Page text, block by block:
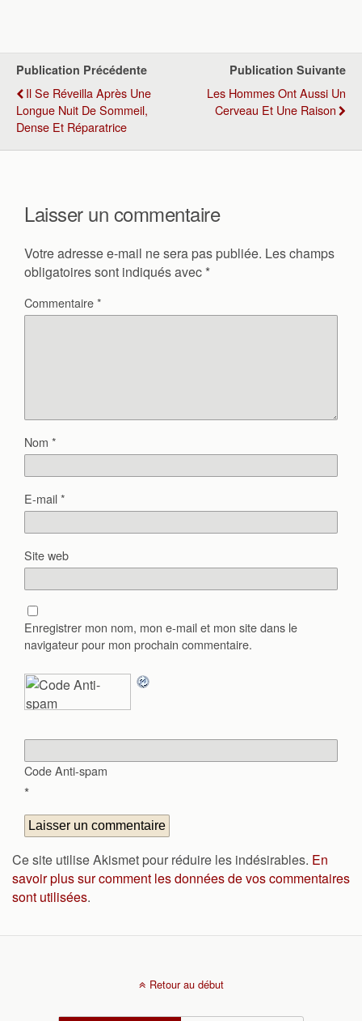
Publication Précédente
Il Se Réveilla Après Une
Longue Nuit De Sommeil,
Dense Et Réparatrice
Publication Suivante
Les Hommes Ont Aussi Un
Cerveau Et Une Raison
Laisser un commentaire
Votre adresse e-mail ne sera pas publiée. Les champs
obligatoires sont indiqués avec *
Commentaire*
Nom *
E-mail*
Site web
Enregistrer mon nom, mon e-mail et mon site dans le
navigateur pour mon prochain commentaire.
Code Anti-spam
*
Ce site utilise Akismet pour réduire les indésirables. En
savoir plus sur comment les données de vos commentaires
sont utilisées.
Retour au début